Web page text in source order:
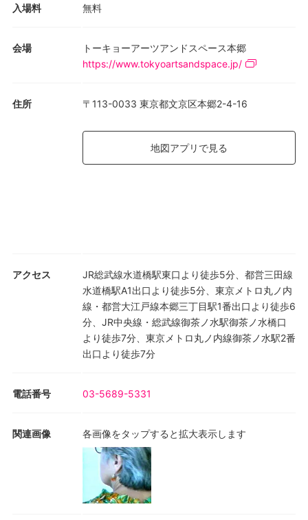
3月28日（水）19:00〜21:00 オープニング・レセプション
【画像：Karin Ludmann 「ear-rings」1999】
入場料 無料
会場
トーキョーアーツアンドスペース本郷
https://www.tokyoartsandspace.jp/
住所 〒113-0033 東京都文京区本郷2-4-16
地図アプリで見る
アクセス
JR総武線水道橋駅東口より徒歩5分、都営三田線
水道橋駅A1出口より徒歩5分、東京メトロ丸ノ内
線・都営大江戸線本郷三丁目駅1番出口より徒歩6
分、JR中央線・総武線御茶ノ水駅御茶ノ水橋口
より徒歩7分、東京メトロ丸ノ内線御茶ノ水駅2番
出口より徒歩7分
電話番号 03-5689-5331
関連画像 各画像をタップすると拡大表示します